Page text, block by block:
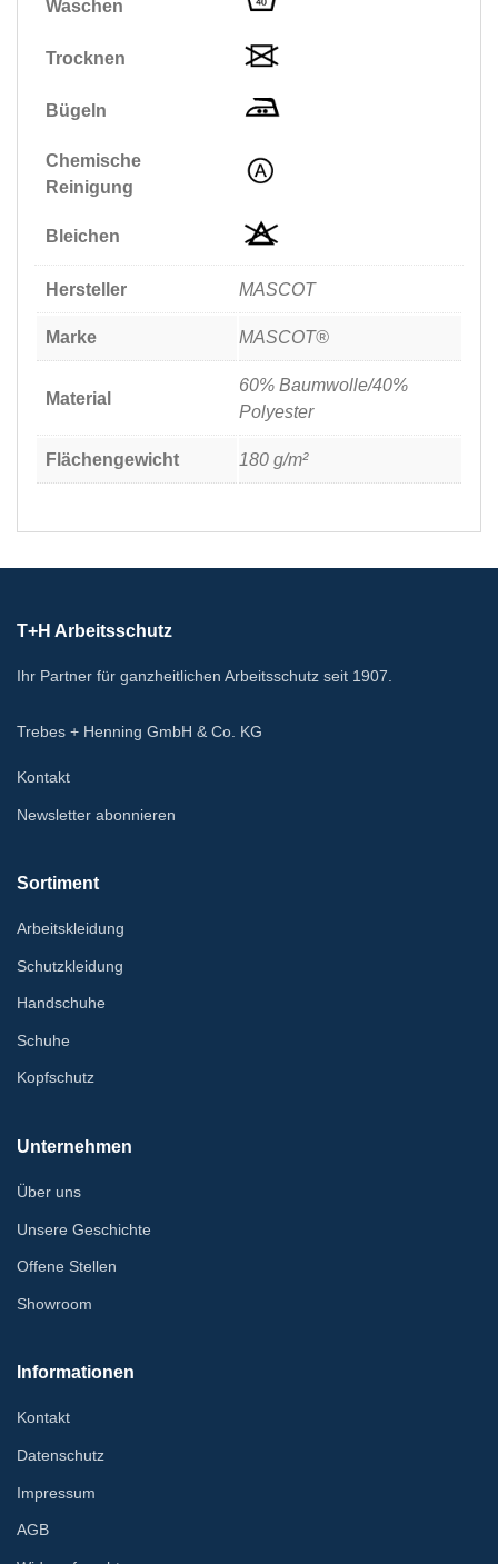
Waschen
Trocknen
Bügeln
Chemische
Reinigung
Bleichen
Hersteller MASCOT
Marke MASCOT®
Material
60% Baumwolle/40%
Polyester
Flächengewicht 180 g/m²
T+H Arbeitsschutz
Ihr Partner für ganzheitlichen Arbeitsschutz seit 1907.
Trebes + Henning GmbH & Co. KG
Kontakt
Newsletter abonnieren
Sortiment
Arbeitskleidung
Schutzkleidung
Handschuhe
Schuhe
Kopfschutz
Unternehmen
Über uns
Unsere Geschichte
Offene Stellen
Showroom
Informationen
Kontakt
Datenschutz
Impressum
AGB